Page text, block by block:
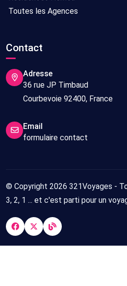
Toutes les Agences
Contact
Adresse
36 rue JP Timbaud
Courbevoie 92400, France
Email
formulaire contact
© Copyright 2026 321Voyages -
3, 2, 1 ... et c'est parti pour un